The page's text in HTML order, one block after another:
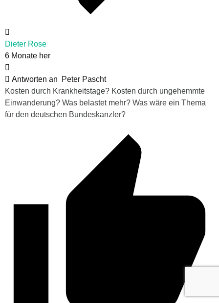
Dieter Rose
6 Monate her
Antworten an
Peter Pascht
Kosten durch Krankheitstage? Kosten durch ungehemmte
Einwanderung? Was belastet mehr? Was wäre ein Thema
für den deutschen Bundeskanzler?